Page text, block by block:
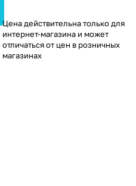
Цена действительна только для
интернет-магазина и может
отличаться от цен в розничных
магазинах